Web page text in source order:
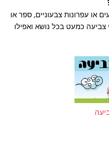
או עפרונות צבעוניים, ספר או
צביעה כמעט בכל נושא ואפילו